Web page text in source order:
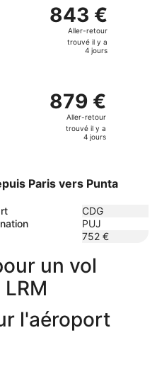
a
1
jour
843 €
Aller-
retour,
a
4
jours
843 €
Aller-retour
trouvé il y a
4 jours
879 €
Aller-
retour,
a
879 €
Aller-retour
trouvé il y a
4 jours
Paris vers Punta
CDG
PUJ
752 €
un vol
l'aéroport